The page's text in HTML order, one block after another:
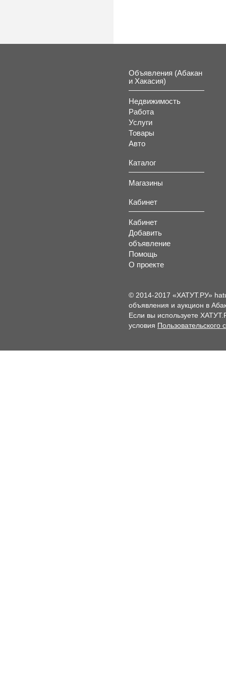
Объявления (Абакан
и Хакасия)
Недвижимость
Работа
Услуги
Товары
Авто
Каталог
Магазины
Кабинет
Кабинет
Добавить
объявление
Помощь
О проекте
© 2014-2017 «ХАТУТ.РУ»
объявления и аукцион в
Если вы используете
условия Пользовательского